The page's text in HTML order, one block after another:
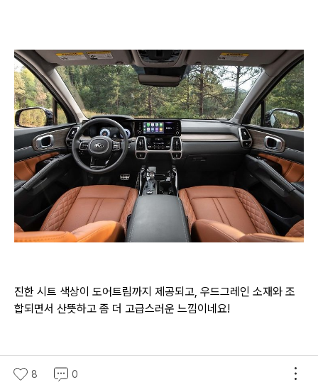
진한 시트 색상이 도어트림까지 제공되고, 우드그레인 소재와 조
합되면서 산뜻하고 좀 더 고급스러운 느낌이네요!
8 0